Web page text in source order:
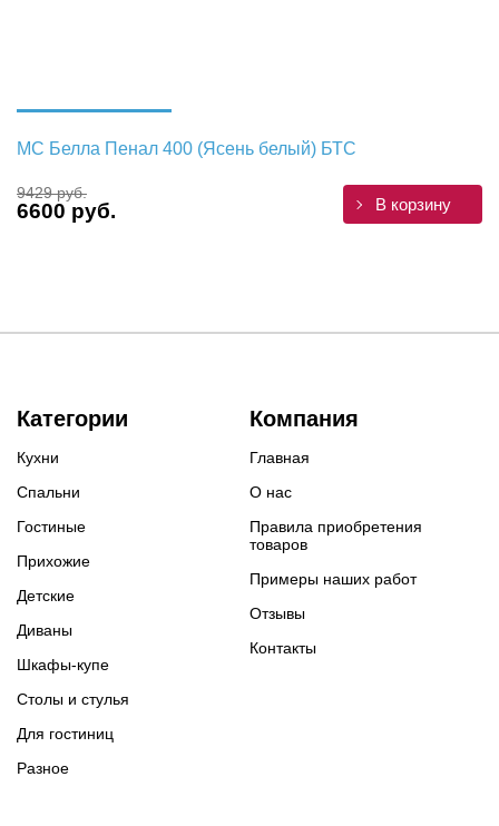
МС Белла Пенал 400 (Ясень белый) БТС
9429 руб.
6600 руб. В корзину
Категории
Кухни
Спальни
Гостиные
Прихожие
Детские
Диваны
Шкафы-купе
Столы и стулья
Для гостиниц
Разное
Компания
Главная
О нас
Правила приобретения
товаров
Примеры наших работ
Отзывы
Контакты